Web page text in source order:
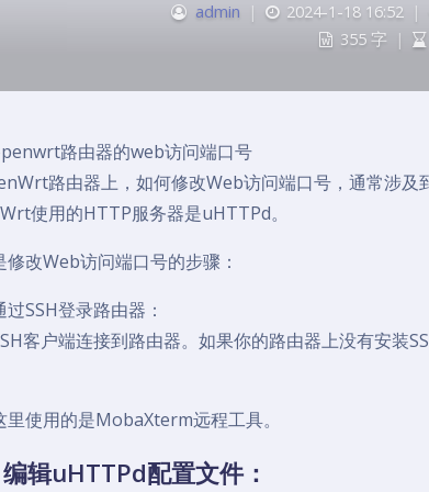
admin | 2024-1-18 16:52 |
355 字
|
路由器的web访问端口号
路由器上，如何修改Web访问端口号，通常涉及
使用的HTTP服务器是uHTTPd。
修改Web访问端口号的步骤：
SSH登录路由器：
客户端连接到路由器。如果你的路由器上没有安装
里使用的是MobaXterm远程工具。
辑uHTTPd配置文件：